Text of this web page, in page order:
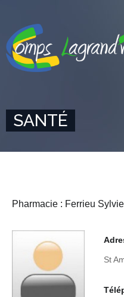
SANTÉ
Pharmacie : Ferrieu Sylvie
St